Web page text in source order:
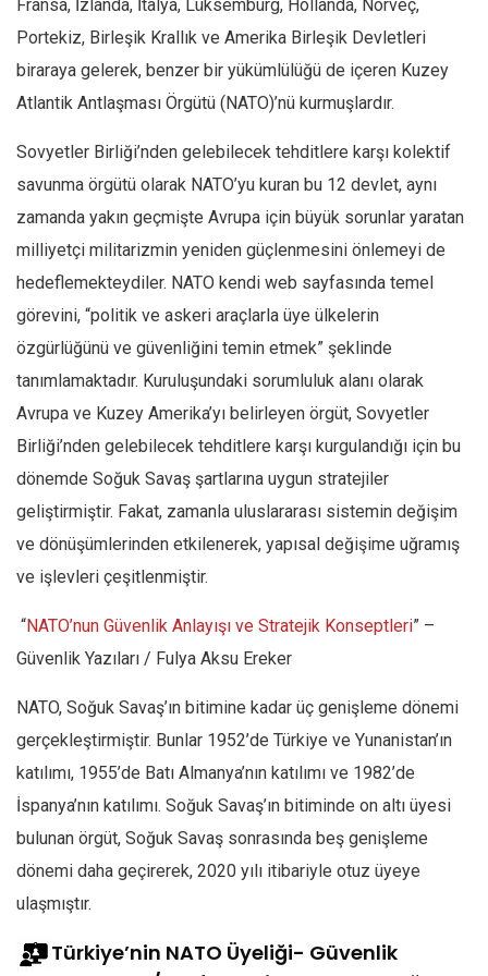
Fransa, İzlanda, İtalya, Lüksemburg, Hollanda, Norveç,
Portekiz, Birleşik Krallık ve Amerika Birleşik Devletleri
biraraya gelerek, benzer bir yükümlülüğü de içeren Kuzey
Atlantik Antlaşması Örgütü (NATO)’nü kurmuşlardır.
Sovyetler Birliği’nden gelebilecek tehditlere karşı kolektif
savunma örgütü olarak NATO’yu kuran bu 12 devlet, aynı
zamanda yakın geçmişte Avrupa için büyük sorunlar yaratan
milliyetçi militarizmin yeniden güçlenmesini önlemeyi de
hedeflemekteydiler. NATO kendi web sayfasında temel
görevini, “politik ve askeri araçlarla üye ülkelerin
özgürlüğünü ve güvenliğini temin etmek” şeklinde
tanımlamaktadır. Kuruluşundaki sorumluluk alanı olarak
Avrupa ve Kuzey Amerika’yı belirleyen örgüt, Sovyetler
Birliği’nden gelebilecek tehditlere karşı kurgulandığı için bu
dönemde Soğuk Savaş şartlarına uygun stratejiler
geliştirmiştir. Fakat, zamanla uluslararası sistemin değişim
ve dönüşümlerinden etkilenerek, yapısal değişime uğramış
ve işlevleri çeşitlenmiştir.
“NATO’nun Güvenlik Anlayışı ve Stratejik Konseptleri” –
Güvenlik Yazıları / Fulya Aksu Ereker
NATO, Soğuk Savaş’ın bitimine kadar üç genişleme dönemi
gerçekleştirmiştir. Bunlar 1952’de Türkiye ve Yunanistan’ın
katılımı, 1955’de Batı Almanya’nın katılımı ve 1982’de
İspanya’nın katılımı. Soğuk Savaş’ın bitiminde on altı üyesi
bulunan örgüt, Soğuk Savaş sonrasında beş genişleme
dönemi daha geçirerek, 2020 yılı itibariyle otuz üyeye
ulaşmıştır.
Türkiye’nin NATO Üyeliği- Güvenlik